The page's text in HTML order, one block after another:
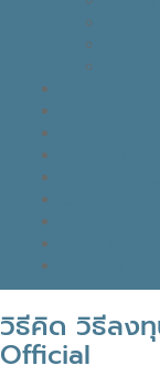
วิธีคิด วิธีลง
Official